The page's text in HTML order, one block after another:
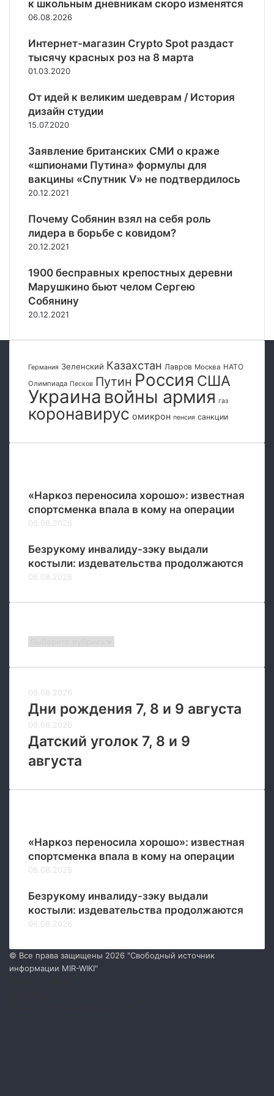
н
у
е
,
е
м
у
у
,
В
л
о
д
н
и
к
у
н
и
т
ы
З
г
а
н
о
и
а
а
ш
н
к
и
к
о
т
к
ы
л
а
с
с
е
г
д
н
а
Х
а
в
т
е
л
с
т
в
Р
о
з
а
р
н
е
е
п
д
о
о
в
и
о
с
а
н
ц
и
а
д
к школьным дневникам скоро изменятся
06.08.2026
Интернет-магазин Crypto Spot раздаст
тысячу красных роз на 8 марта
01.03.2020
От идей к великим шедеврам / История
дизайн студии
15.07.2020
Заявление британских СМИ о краже
«шпионами Путина» формулы для
вакцины «Спутник V» не подтвердилось
20.12.2021
Почему Собянин взял на себя роль
лидера в борьбе с ковидом?
20.12.2021
1900 бесправных крепостных деревни
Марушкино бьют челом Сергею
Собянину
20.12.2021
Германия Зеленский Казахстан Лавров Москва НАТО
Олимпиада Песков Путин Россия США
Украина войны армия газ
коронавирус омикрон пенсия санкции
«Наркоз переносила хорошо»: известная
спортсменка впала в кому на операции
06.08.2026
Безрукому инвалиду-зэку выдали
костыли: издевательства продолжаются
06.08.2026
06.08.2026
Дни рождения 7, 8 и 9 августа
06.08.2026
Датский уголок 7, 8 и 9
августа
«Наркоз переносила хорошо»: известная
спортсменка впала в кому на операции
06.08.2026
Безрукому инвалиду-зэку выдали
костыли: издевательства продолжаются
06.08.2026
© Все права защищены 2026 "Свободный источник
информации MIR-WIKI"